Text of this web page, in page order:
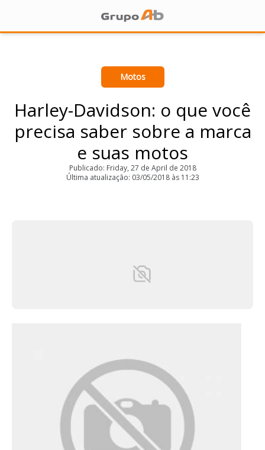
Motos
Harley-Davidson: o que você
precisa saber sobre a marca
e suas motos
Publicado: Friday, 27 de April de 2018
Última atualização: 03/05/2018 às 11:23